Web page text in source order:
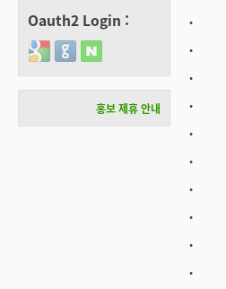
.
.
.
.
.
.
.
.
.
.
Oauth2 Login :
Login with Google
Login with GitHub
Login with Naver
홍보 제휴 안내